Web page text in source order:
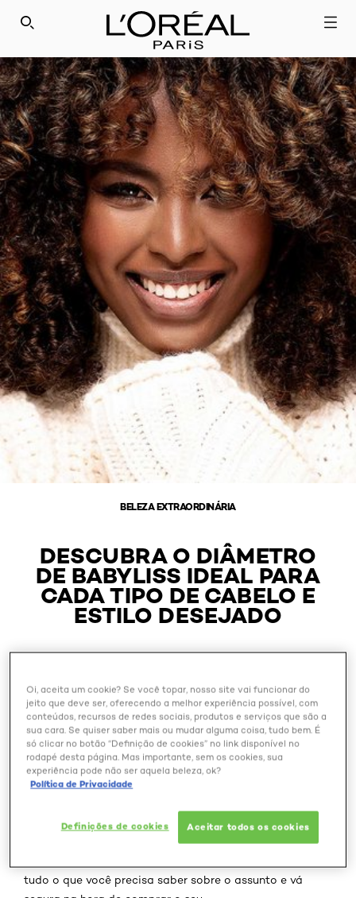
SEARCH THIS SITE
BELEZA EXTRAORDINÁRIA
DESCUBRA O DIÂMETRO
DE BABYLISS IDEAL PARA
CADA TIPO DE CABELO E
ESTILO DESEJADO
O babyliss é um aliado da beleza feminina capaz de
deixar qualquer cabelo mais bonito, desde o curto afro
aparelho, é preciso conhecer bem como medidas de
diâmetro e como elas podem ajudar cada estilo de
tudo o que você precisa saber sobre o assunto e vá
Oi, aceita um cookie? Se você topar, nosso site vai funcionar do
jeito que deve ser, oferecendo a melhor experiência possível, com
conteúdos, recursos de redes sociais, produtos e serviços que são a
sua cara. Se quiser saber mais ou mudar alguma coisa, tudo bem. É
só clicar no botão “Definição de cookies” no link disponível no
rodapé desta página. Mas importante, sem os cookies, sua
experiência pode não ser aquela beleza, ok?
Política de Privacidade
Definições de cookies Aceitar todos os cookies